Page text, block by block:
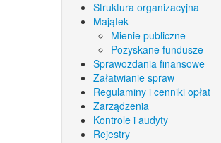
Struktura organizacyjna
Majątek
Mienie publiczne
Pozyskane fundusze
Sprawozdania finansowe
Załatwianie spraw
Regulaminy i cenniki opłat
Zarządzenia
Kontrole i audyty
Rejestry